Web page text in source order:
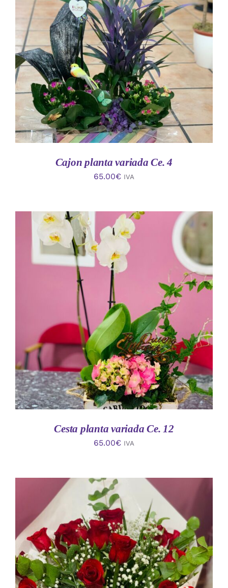
AÑADIR AL CARRITO
/
DETALLES
Cajon planta variada Ce. 4
65.00€ IVA
AÑADIR AL CARRITO
/
Cesta planta variada Ce. 12
65.00€ IVA
AÑADIR AL CARRITO
/
DETALLES